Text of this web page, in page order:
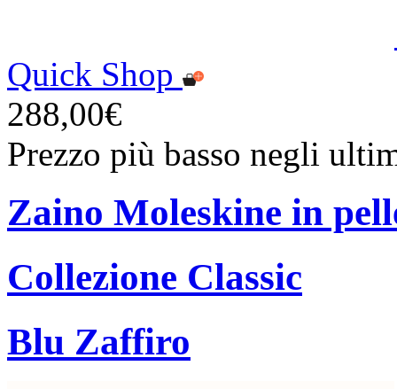
Quick Shop
288,00€
Prezzo più basso negli
Zaino Moleskine in
Collezione Classic
Blu Zaffiro